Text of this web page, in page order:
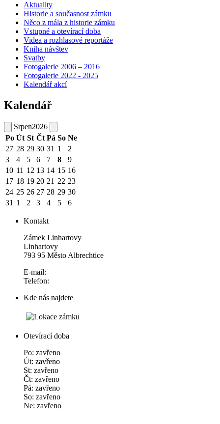
Aktuality
Historie a současnost zámku
Něco z mála z historie zámku
Vstupné a otevírací doba
Videa a rozhlasové reportáže
Kniha návštev
Svatby
Fotogalerie 2006 – 2016
Fotogalerie 2022 - 2025
Kalendář akcí
Kalendář
Srpen2026
Po Út St Čt Pá So Ne
27 28 29 30 31 1
2
3
4 5 6 7 8
9
10 11 12 13 14 15 16
17 18 19 20 21 22 23
24 25 26 27 28 29 30
31 1 2 3 4 5 6
Kontakt
Zámek Linhartovy
Linhartovy
793 95 Město Albrechtice
E-mail:
Telefon:
Kde nás najdete
Otevírací doba
Po: zavřeno
Út: zavřeno
St: zavřeno
Čt: zavřeno
Pá: zavřeno
So: zavřeno
Ne: zavřeno